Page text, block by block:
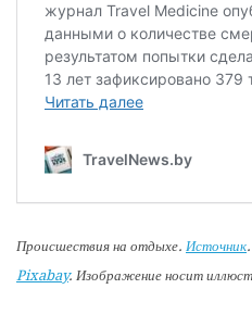
Происшествия на отдыхе. Источник
Pixabay. Изображение носит